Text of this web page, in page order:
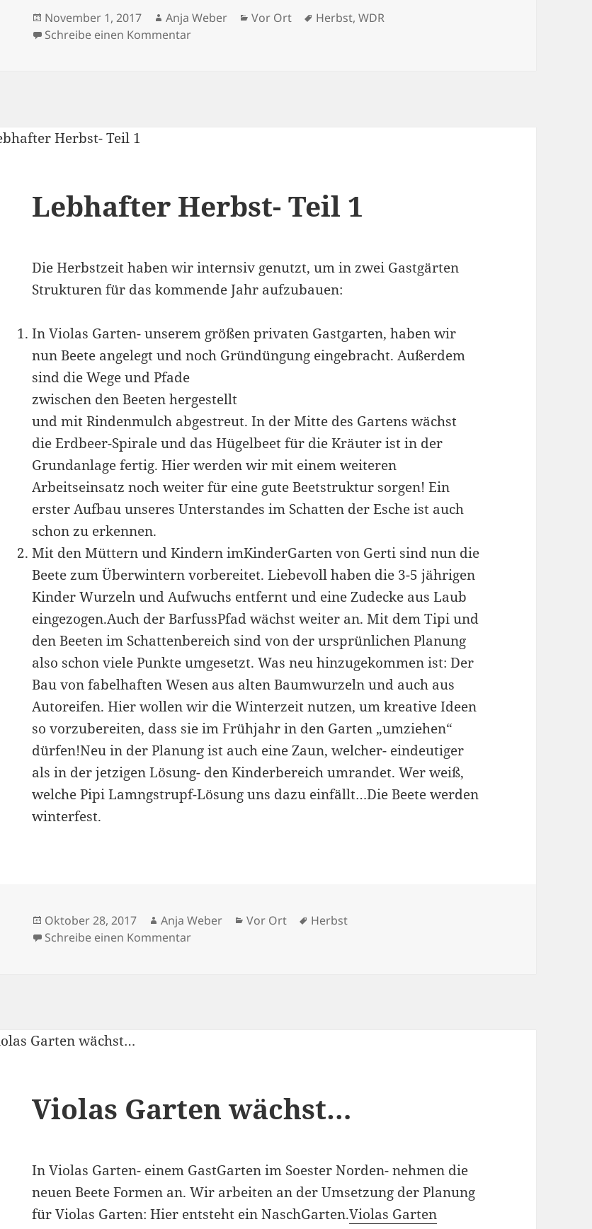
Veröffentlicht
am
November 1, 2017 Autor
Anja Weber Kategorien
Vor Ort Schlagwörter
Herbst,WDR
Schreibe einen Kommentarzu Lebhafter Herbst-Teil 2
Lebhafter Herbst- Teil 1
Die Herbstzeit haben wir internsiv genutzt, um in zwei Gastgärten
Strukturen für das kommende Jahr aufzubauen:
In Violas Garten- unserem größen privaten Gastgarten, haben wir
nun Beete angelegt und noch Gründüngung eingebracht.Außerdem
sind die Wege und Pfade
zwischen den Beeten hergestellt
und mit Rindenmulch abgestreut. In der Mitte des Gartens wächst
die Erdbeer-Spirale und das Hügelbeet für die Kräuter ist in der
Grundanlage fertig. Hier werden wir mit einem weiteren
Arbeitseinsatz noch weiter für eine gute Beetstruktur sorgen! Ein
erster Aufbau unseres Unterstandes im Schatten der Esche ist auch
schon zu erkennen.
Mit den Müttern und Kindern imKinderGarten von Gerti sind nun die
Beete zum Überwintern vorbereitet. Liebevoll haben die 3-5 jährigen
Kinder Wurzeln und Aufwuchs entfernt und eine Zudecke aus Laub
eingezogen.Auch der BarfussPfad wächst weiter an. Mit dem Tipi und
den Beeten im Schattenbereich sind von der ursprünlichen Planung
also schon viele Punkte umgesetzt. Was neu hinzugekommen ist: Der
Bau von fabelhaften Wesen aus alten Baumwurzeln und auch aus
Autoreifen. Hier wollen wir die Winterzeit nutzen, um kreative Ideen
so vorzubereiten, dass sie im Frühjahr in den Garten „umziehen“
dürfen!Neu in der Planung ist auch eine Zaun, welcher- eindeutiger
als in der jetzigen Lösung- den Kinderbereich umrandet. Wer weiß,
welche Pipi Lamngstrupf-Lösung uns dazu einfällt…Die Beete werden
winterfest.
Veröffentlicht
am
Oktober 28, 2017 Autor
Anja Weber Kategorien
Vor Ort Schlagwörter
Herbst
Schreibe einen Kommentarzu Lebhafter Herbst- Teil 1
Violas Garten wächst…
In Violas Garten- einem GastGarten im Soester Norden- nehmen die
neuen Beete Formen an. Wir arbeiten an der Umsetzung der Planung
für Violas Garten: Hier entsteht ein NaschGarten.Violas Garten